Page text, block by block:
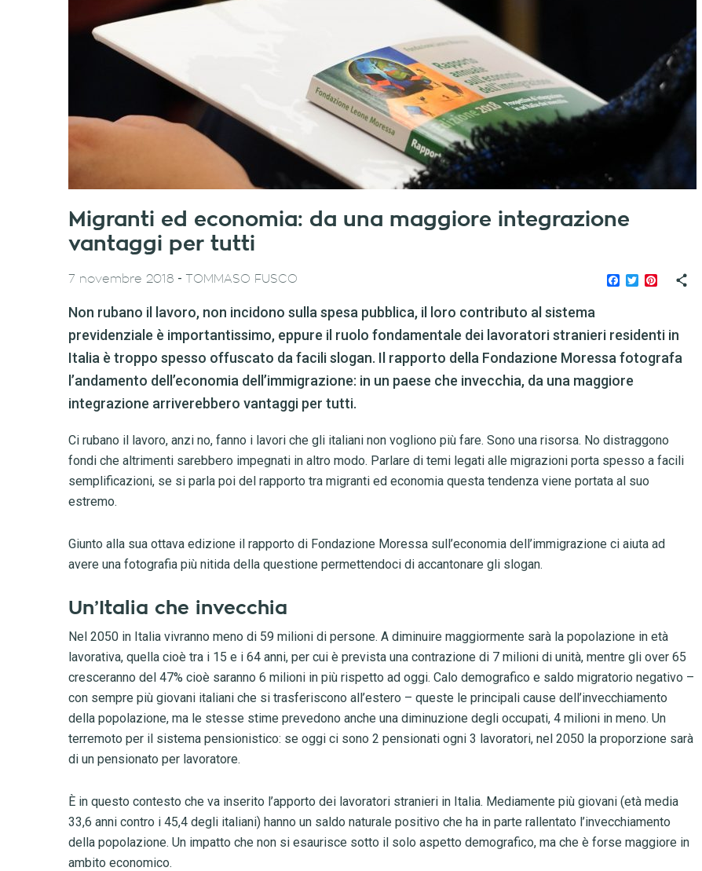
Migranti ed economia: da una maggiore integrazione
vantaggi per tutti
Facebook
TwitterPinterest
7 novembre 2018 - TOMMASO FUSCO
Non rubano il lavoro, non incidono sulla spesa pubblica, il loro contributo al sistema
previdenziale è importantissimo, eppure il ruolo fondamentale dei lavoratori stranieri residenti in
Italia è troppo spesso offuscato da facili slogan. Il rapporto della Fondazione Moressa fotografa
l’andamento dell’economia dell’immigrazione: in un paese che invecchia, da una maggiore
integrazione arriverebbero vantaggi per tutti.
Ci rubano il lavoro, anzi no, fanno i lavori che gli italiani non vogliono più fare. Sono una risorsa. No distraggono
fondi che altrimenti sarebbero impegnati in altro modo. Parlare di temi legati alle migrazioni porta spesso a facili
semplificazioni, se si parla poi del rapporto tra migranti ed economia questa tendenza viene portata al suo
estremo.
Giunto alla sua ottava edizione il rapporto di Fondazione Moressa sull’economia dell’immigrazione ci aiuta ad
avere una fotografia più nitida della questione permettendoci di accantonare gli slogan.
Un’Italia che invecchia
Nel 2050 in Italia vivranno meno di 59 milioni di persone. A diminuire maggiormente sarà la popolazione in età
lavorativa, quella cioè tra i 15 e i 64 anni, per cui è prevista una contrazione di 7 milioni di unità, mentre gli over 65
cresceranno del 47% cioè saranno 6 milioni in più rispetto ad oggi. Calo demografico e saldo migratorio negativo –
con sempre più giovani italiani che si trasferiscono all’estero – queste le principali cause dell’invecchiamento
della popolazione, ma le stesse stime prevedono anche una diminuzione degli occupati, 4 milioni in meno. Un
terremoto per il sistema pensionistico: se oggi ci sono 2 pensionati ogni 3 lavoratori, nel 2050 la proporzione sarà
di un pensionato per lavoratore.
È in questo contesto che va inserito l’apporto dei lavoratori stranieri in Italia. Mediamente più giovani (età media
33,6 anni contro i 45,4 degli italiani) hanno un saldo naturale positivo che ha in parte rallentato l’invecchiamento
della popolazione. Un impatto che non si esaurisce sotto il solo aspetto demografico, ma che è forse maggiore in
ambito economico.